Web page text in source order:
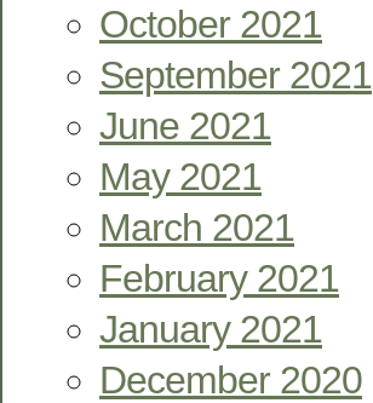
October 2021
September 2021
June 2021
May 2021
March 2021
February 2021
January 2021
December 2020